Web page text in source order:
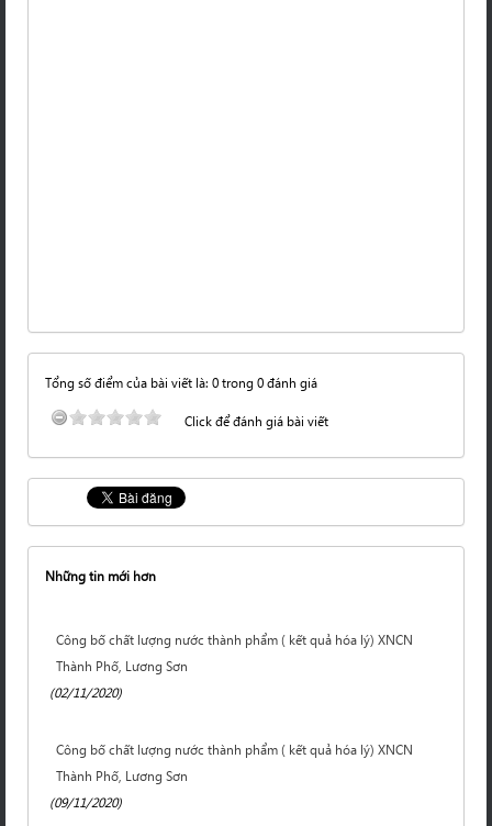
Tổng số điểm của bài viết là: 0 trong 0 đánh giá
Click để đánh giá bài viết
Những tin mới hơn
Công bố chất lượng nước thành phẩm ( kết quả hóa lý) XNCN
Thành Phố, Lương Sơn
(02/11/2020)
Công bố chất lượng nước thành phẩm ( kết quả hóa lý) XNCN
Thành Phố, Lương Sơn
(09/11/2020)